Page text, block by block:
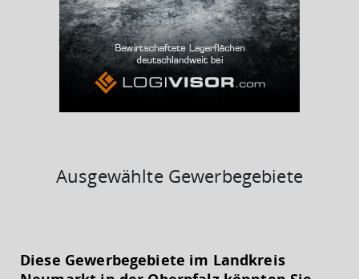
43%
Euro pro Kopf
Ausgewählte Gewerbegebiete
Diese Gewerbegebiete im Landkreis